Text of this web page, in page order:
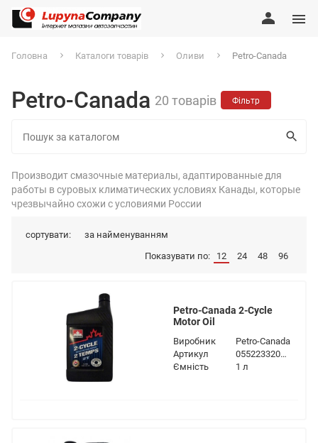
Головна Каталоги товарів Оливи Petro-Canada
Petro-Canada 20 товарів Фільтр
Производит смазочные материалы, адаптированные для
работы в суровых климатических условиях Канады, которые
чрезвычайно схожи с условиями России
сортувати:
за найменуванням
Показувати по: 12 24 48 96
Petro-Canada 2-Cycle
Motor Oil
Виробник
Petro-Canada
Артикул
055223320398
Ємність
1 л